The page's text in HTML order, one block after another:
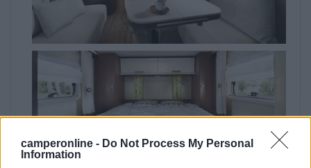
camperonline - Do Not Process My Personal
Information